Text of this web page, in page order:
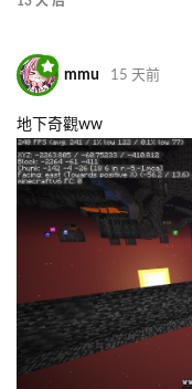
mmu 15 天前
地下奇觀ww